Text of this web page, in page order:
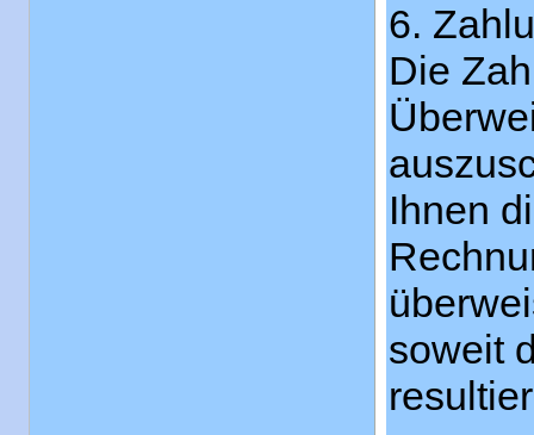
6.
Die
Ihnen
soweit